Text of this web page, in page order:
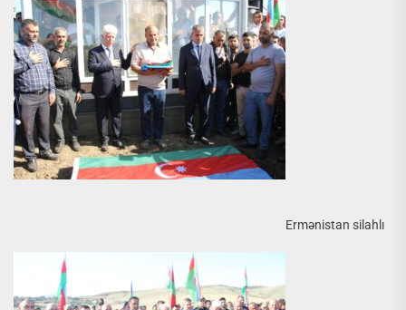
Ermənistan silahlı